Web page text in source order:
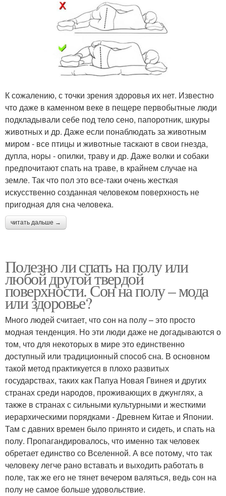
К сожалению, с точки зрения здоровья их нет. Известно
что даже в каменном веке в пещере первобытные люди
подкладывали себе под тело сено, папоротник, шкуры
животных и др. Даже если понаблюдать за животным
миром - все птицы и животные таскают в свои гнезда,
дупла, норы - опилки, траву и др. Даже волки и собаки
предпочитают спать на траве, в крайнем случае на
земле. Так что пол это все-таки очень жесткая
искусственно созданная человеком поверхность не
пригодная для сна человека.
читать дальше →
Полезно ли спать на полу или
любой другой твердой
поверхности. Сон на полу – мода
или здоровье?
Много людей считает, что сон на полу – это просто
модная тенденция. Но эти люди даже не догадываются о
том, что для некоторых в мире это единственно
доступный или традиционный способ сна. В основном
такой метод практикуется в плохо развитых
государствах, таких как Папуа Новая Гвинея и других
странах среди народов, проживающих в джунглях, а
также в странах с сильными культурными и жесткими
иерархическими порядками - Древнем Китае и Японии.
Там с давних времен было принято и сидеть, и спать на
полу. Пропагандировалось, что именно так человек
обретает единство со Вселенной. А все потому, что так
человеку легче рано вставать и выходить работать в
поле, так же его не тянет вечером валяться, ведь сон на
полу не самое больше удовольствие.